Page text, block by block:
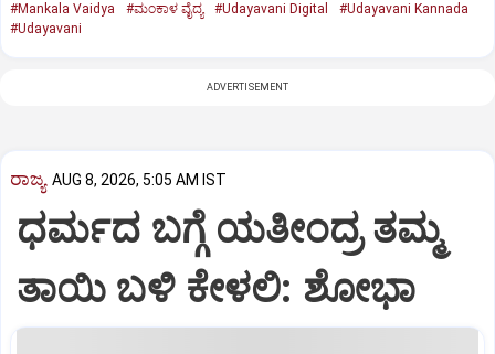
#Mankala Vaidya #ಮಂಕಾಳ ವೈದ್ಯ #Udayavani Digital
#Udayavani Kannada
#Udayavani
ADVERTISEMENT
ರಾಜ್ಯ AUG 8, 2026, 5:05 AM IST
ಧರ್ಮದ ಬಗ್ಗೆ ಯತೀಂದ್ರ ತಮ್ಮ
ತಾಯಿ ಬಳಿ ಕೇಳಲಿ: ಶೋಭಾ